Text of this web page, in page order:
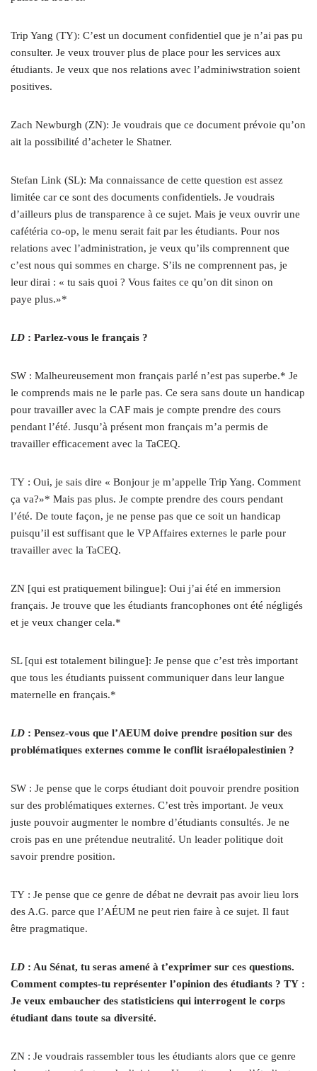
Trip Yang (TY): C’est un document confidentiel que je n’ai pas pu
consulter. Je veux trouver plus de place pour les services aux
étudiants. Je veux que nos relations avec l’adminiwstration soient
positives.
Zach Newburgh (ZN): Je voudrais que ce document prévoie qu’on
ait la possibilité d’acheter le Shatner.
Stefan Link (SL): Ma connaissance de cette question est assez
limitée car ce sont des documents confidentiels. Je voudrais
d’ailleurs plus de transparence à ce sujet. Mais je veux ouvrir une
cafétéria co-op, le menu serait fait par les étudiants. Pour nos
relations avec l’administration, je veux qu’ils comprennent que
c’est nous qui sommes en charge. S’ils ne comprennent pas, je
leur dirai : « tu sais quoi ? Vous faites ce qu’on dit sinon on
paye plus.»*
LD : Parlez-vous le français ?
SW : Malheureusement mon français parlé n’est pas superbe.* Je
le comprends mais ne le parle pas. Ce sera sans doute un handicap
pour travailler avec la CAF mais je compte prendre des cours
pendant l’été. Jusqu’à présent mon français m’a permis de
travailler efficacement avec la TaCEQ.
TY : Oui, je sais dire « Bonjour je m’appelle Trip Yang. Comment
ça va?»* Mais pas plus. Je compte prendre des cours pendant
l’été. De toute façon, je ne pense pas que ce soit un handicap
puisqu’il est suffisant que le VP Affaires externes le parle pour
travailler avec la TaCEQ.
ZN [qui est pratiquement bilingue]: Oui j’ai été en immersion
français. Je trouve que les étudiants francophones ont été négligés
et je veux changer cela.*
SL [qui est totalement bilingue]: Je pense que c’est très important
que tous les étudiants puissent communiquer dans leur langue
maternelle en français.*
LD : Pensez-vous que l’AEUM doive prendre position sur des
problématiques externes comme le conflit israélopalestinien ?
SW : Je pense que le corps étudiant doit pouvoir prendre position
sur des problématiques externes. C’est très important. Je veux
juste pouvoir augmenter le nombre d’étudiants consultés. Je ne
crois pas en une prétendue neutralité. Un leader politique doit
savoir prendre position.
TY : Je pense que ce genre de débat ne devrait pas avoir lieu lors
des A.G. parce que l’AÉUM ne peut rien faire à ce sujet. Il faut
être pragmatique.
LD : Au Sénat, tu seras amené à t’exprimer sur ces questions.
Comment comptes-tu représenter l’opinion des étudiants ? TY :
Je veux embaucher des statisticiens qui interrogent le corps
étudiant dans toute sa diversité.
ZN : Je voudrais rassembler tous les étudiants alors que ce genre